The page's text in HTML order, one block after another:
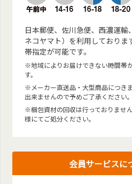
日本郵便、佐川急便、西濃運輸
ネコヤマト）を利用しておりま
帯指定が可能です。
※地域によりお届けできない時間帯
す。
※メーカー直送品・大型商品につき
出来ませんので予めご了承ください。
※梱包資材の回収は行っておりませ
様にてご処分ください。
会員サービスに